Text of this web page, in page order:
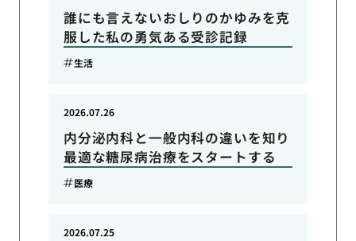
誰にも言えないおしりのかゆみを克
服した私の勇気ある受診記録
生活
内分泌内科と一般内科の違いを知り
最適な糖尿病治療をスタートする
2026.07.26
医療
2026.07.25